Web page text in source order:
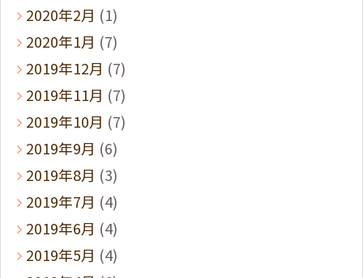
2020年2月 (1)
2020年1月 (7)
2019年12月 (7)
2019年11月 (7)
2019年10月 (7)
2019年9月 (6)
2019年8月 (3)
2019年7月 (4)
2019年6月 (4)
2019年5月 (4)